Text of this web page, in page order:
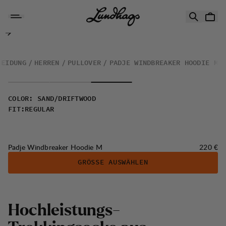
Padje Windbreaker Hoodie M
HERREN PULLOVER PADJE WINDBREAKER HOODIE M
COLOR : SAND/DRIFTWOOD
FIT: REGULAR
Padje Windbreaker Hoodie M Preis:
220 €
GRÖSSE AUSWÄHLEN
Hochleistungs-